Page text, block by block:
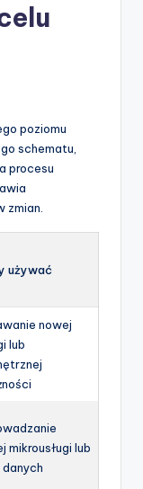
poziomu
schematu,
procesu
zmian.
używać
nowej
lub
mikrousługi lub